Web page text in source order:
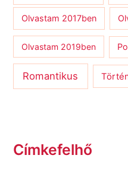
Olvastam 2017ben
Olvastam 2019ben
Romantikus
Címkefelhő